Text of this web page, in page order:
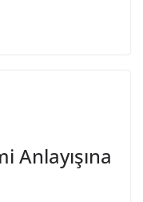
Anlayışına